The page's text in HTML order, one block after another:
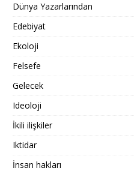
Dünya Yazarlarından
Edebiyat
Ekoloji
Felsefe
Gelecek
Ideoloji
İkili ilişkiler
Iktidar
İnsan hakları